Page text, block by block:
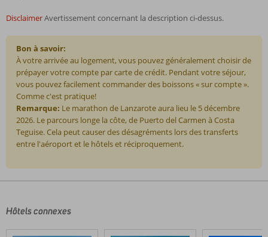
DisclaimerAvertissement concernant la description ci-dessus.
Bon à savoir:
À votre arrivée au logement, vous pouvez généralement choisir de
prépayer votre compte par carte de crédit. Pendant votre séjour,
vous pouvez facilement commander des boissons « sur compte ».
Comme c'est pratique!
Remarque: Le marathon de Lanzarote aura lieu le 5 décembre
2026. Le parcours longe la côte, de Puerto del Carmen à Costa
Teguise. Cela peut causer des désagréments lors des transferts
entre l'aéroport et le hôtels et réciproquement.
écrits
nos
Hôtels connexes